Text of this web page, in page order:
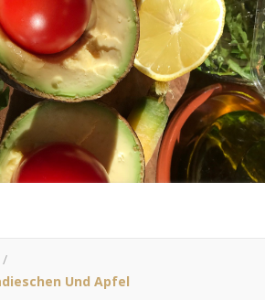
/
Und Apfel